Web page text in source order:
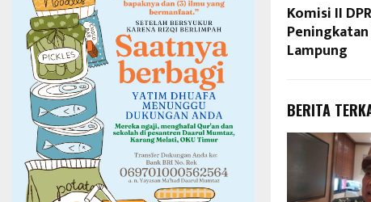
Komisi II
Lampung
BERITA